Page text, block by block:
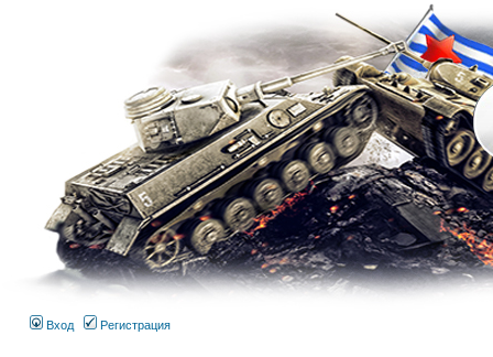
Вход Регистрация